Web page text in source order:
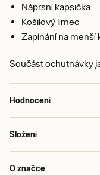
Náprsní kapsička
Košilový límec
Zapínání na menší
Součást ochutnávky
Hodnocení
Složení
O značce